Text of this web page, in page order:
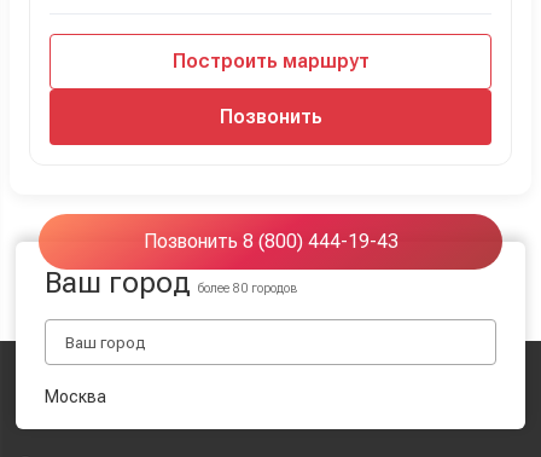
Построить маршрут
Позвонить
Позвонить 8 (800) 444-19-43
Ваш городболее 80 городов
Москва